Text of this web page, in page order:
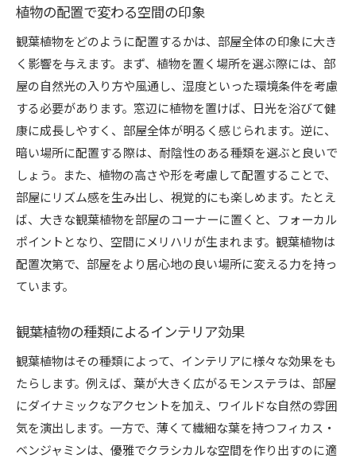
癒しを与える観葉植物生活空間を豊かにする秘訣
観葉植物を用いた癒しの空間作り
ストレス軽減に役立つ観葉植物の選び方
観葉植物の香りがもたらすリラックス効果
観葉植物とアロマを組み合わせたリラクゼーシ
ョン
植物の緑がもたらす心理的効果
観葉植物を使った日常のメディテーション
知っておきたい観葉植物の手入れコツで長持ち
観葉植物の基本的な水やりのコツ
光の取り入れ方と観葉植物
初心者でもできる簡単な剪定方法
季節に応じた観葉植物のケア方法
観葉植物がもたらす健康効果心と身体に優しい生活
観葉植物が空気を浄化するメカニズム
観葉植物による健康状態の改善例
植物の配置で変わる空間の印象
観葉植物をどのように配置するかは、部屋全体の印象に大き
く影響を与えます。まず、植物を置く場所を選ぶ際には、部
屋の自然光の入り方や風通し、湿度といった環境条件を考慮
する必要があります。窓辺に植物を置けば、日光を浴びて健
康に成長しやすく、部屋全体が明るく感じられます。逆に、
暗い場所に配置する際は、耐陰性のある種類を選ぶと良いで
しょう。また、植物の高さや形を考慮して配置することで、
部屋にリズム感を生み出し、視覚的にも楽しめます。たとえ
ば、大きな観葉植物を部屋のコーナーに置くと、フォーカル
ポイントとなり、空間にメリハリが生まれます。観葉植物は
配置次第で、部屋をより居心地の良い場所に変える力を持っ
ています。
観葉植物の種類によるインテリア効果
観葉植物はその種類によって、インテリアに様々な効果をも
たらします。例えば、葉が大きく広がるモンステラは、部屋
にダイナミックなアクセントを加え、ワイルドな自然の雰囲
気を演出します。一方で、薄くて繊細な葉を持つフィカス・
ベンジャミンは、優雅でクラシカルな空間を作り出すのに適